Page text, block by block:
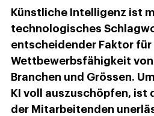
Künstliche Intelligenz ist
technologisches
entscheidender Faktor für
Wettbewerbsfähigkeit
Branchen und Grössen.
KI voll auszuschöpfen, ist
der Mitarbeitenden